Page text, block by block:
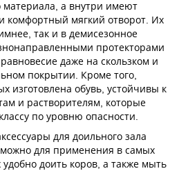
материала, а внутри имеют
комфортный мягкий отворот. Их
так и в демисезонное
протекторами
даже на скользком и
покрытии. Кроме того,
изготовлена обувь, устойчивы к
и растворителям, которые
по уровню опасности.
для доильного зала
можно для применения в самых
доить коров, а также мыть